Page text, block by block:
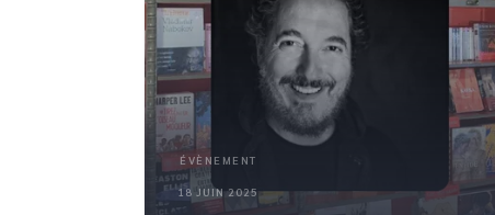
ÉVÈNEMENT
18 JUIN 2025